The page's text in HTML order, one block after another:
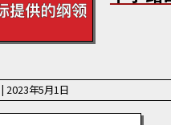
| 2023年5月1日